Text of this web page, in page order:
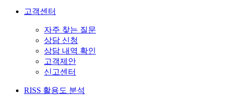
고객센터
자주 찾는 질문
상담 신청
상담 내역 확인
고객제안
신고센터
RISS 활용도 분석